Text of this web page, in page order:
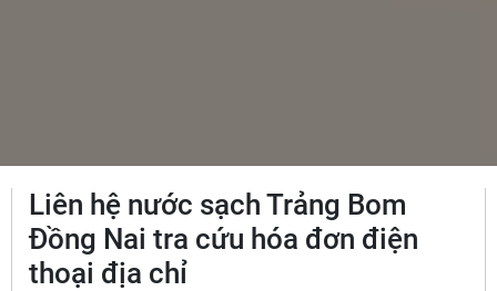
Liên hệ nước sạch Trảng Bom
Đồng Nai tra cứu hóa đơn điện
thoại địa chỉ